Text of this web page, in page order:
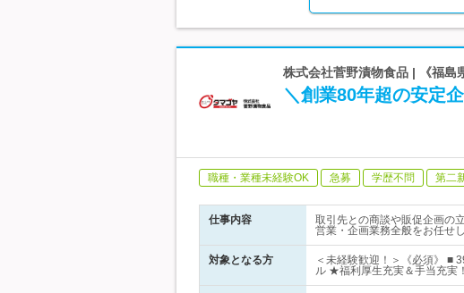
株式会社菅野漬物食品 | 《福島
＼創業80年超の安定
職種・業種未経験OK 急募 学歴不問 第二
仕事内容
取引先との商談や販促企画の
営業・企画業務全般をお任せし
対象となる方
＜未経験歓迎！＞《必須》 ■
ル ★福利厚生充実＆手当充実！